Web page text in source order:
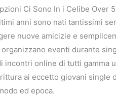
Ci Sono In i Celibe Over
anni sono nati tantissimi
nuove amicizie e
eventi durante
incontri online di tutti gamma
ai eccetto giovani single
ed epoca.